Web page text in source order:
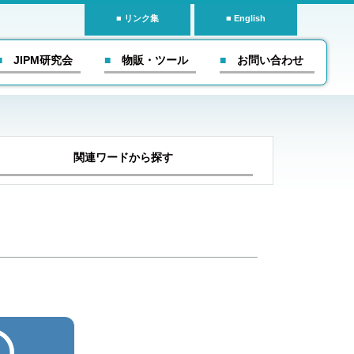
リンク集 English
■ JIPM研究会 ■ 物販・ツール ■ お問い合わせ
関連ワードから探す